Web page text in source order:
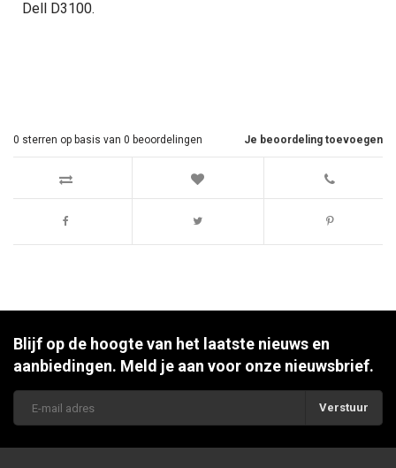
Dell D3100.
Je beoordeling toevoegen
0 sterren op basis van 0 beoordelingen
Blijf op de hoogte van het laatste nieuws en
aanbiedingen. Meld je aan voor onze nieuwsbrief.
Verstuur